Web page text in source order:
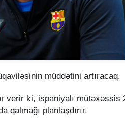
müddətini artıracaq.
verir ki, ispaniyalı mütəxəssis
qalmağı planlaşdırır.